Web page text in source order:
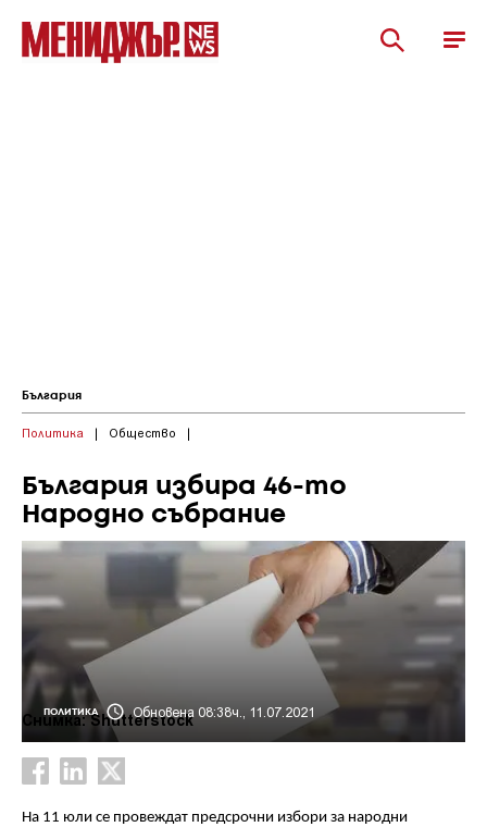
България
Политика | Общество |
България избира 46-то
Народно събрание
ПОЛИТИКА Обновена 08:38ч., 11.07.2021
Снимка: Shutterstock
На 11 юли се провеждат предсрочни избори за народни